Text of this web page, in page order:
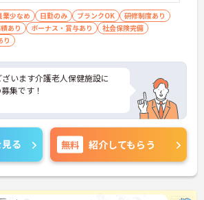
業少なめ 日勤のみ ブランクOK
研修制度あり
あり
ボーナス・賞与あり
社会保険完備
り
います介護老人保健施設に
集です！
業も少なめなので、プライベ
◎メリハリをつけたご就業が
る 無料 紹介してもらう